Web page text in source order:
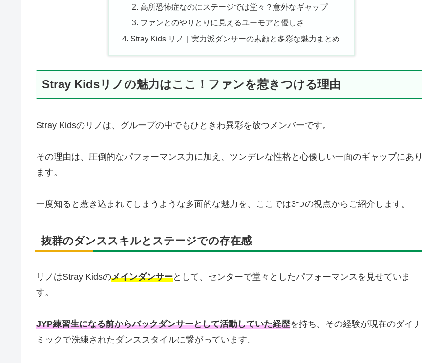
高所恐怖症なのにステージでは堂々？意外なギャップ
ファンとのやりとりに見えるユーモアと優しさ
Stray Kids リノ｜実力派ダンサーの素顔と多彩な魅力まとめ
Stray Kidsリノの魅力はここ！ファンを惹きつける理由
Stray Kidsのリノは、グループの中でもひときわ異彩を放つメンバーです。
その理由は、圧倒的なパフォーマンス力に加え、ツンデレな性格と心優しい一面のギャップにあり
ます。
一度知ると惹き込まれてしまうような多面的な魅力を、ここでは3つの視点からご紹介します。
抜群のダンススキルとステージでの存在感
リノはStray Kidsのメインダンサーとして、センターで堂々としたパフォーマンスを見せていま
す。
JYP練習生になる前からバックダンサーとして活動していた経歴を持ち、その経験が現在のダイナ
ミックで洗練されたダンススタイルに繋がっています。